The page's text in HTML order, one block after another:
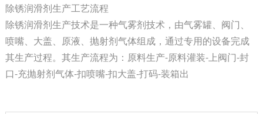
除锈润滑剂生产工艺流程
除锈润滑剂生产技术是一种气雾剂技术，由气雾罐、阀门、
喷嘴、大盖、原液、抛射剂气体组成，通过专用的设备完成
其生产过程。其生产流程为：原料生产-原料灌装-上阀门-封
口-充抛射剂气体-扣喷嘴-扣大盖-打码-装箱出